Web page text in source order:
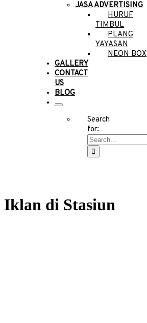
JASA ADVERTISING
HURUF
TIMBUL
PLANG
YAYASAN
NEON BOX
GALLERY
CONTACT
US
BLOG
Search
for:
Iklan di Stasiun